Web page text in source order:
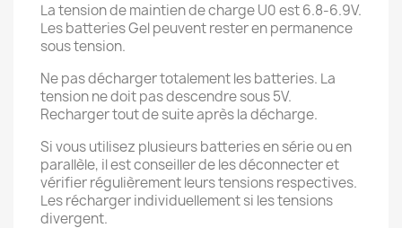
La tension de maintien de charge U0 est 6.8-6.9V.
Les batteries Gel peuvent rester en permanence
sous tension.
Ne pas décharger totalement les batteries. La
tension ne doit pas descendre sous 5V.
Recharger tout de suite après la décharge.
Si vous utilisez plusieurs batteries en série ou en
parallèle, il est conseiller de les déconnecter et
vérifier régulièrement leurs tensions respectives.
Les récharger individuellement si les tensions
divergent.